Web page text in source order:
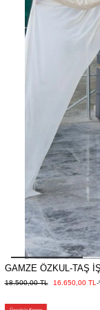
GAMZE ÖZKUL-TAŞ
18.500,00 TL 16.650,00 TL -